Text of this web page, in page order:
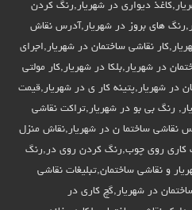
دیواری در شهریار,رنگ کردن
های بروز در شهریار,آدرس نقاش
نقاشی ساختمان در شهریار,اجرای
در شهریار,بلکا در شهریار,کار مولتی
در شهریار,پتینه کار ی در شهریار,قیمت
رنگ بی بو در شهریار,تراکت نقاشی
نقاشی ساختما ن در شهریار,نقاش منزل
کاری روی چوب,رنگ کردن روی در,رنگ
و نقاشی ساختمان,تبلیغات نقاشی
در شهریار,گچ کاری در